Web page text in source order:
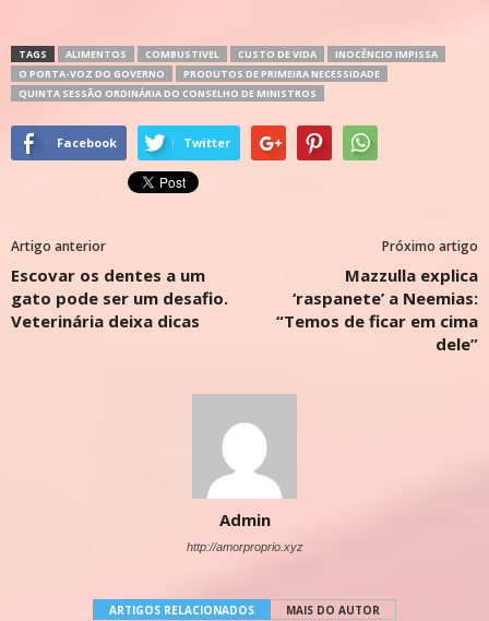
TAGS ALIMENTOS COMBUSTIVEL CUSTO DE VIDA
INOCÊNCIO IMPISSA
O PORTA-VOZ DO GOVERNO
PRODUTOS DE PRIMEIRA NECESSIDADE
QUINTA SESSÃO ORDINÁRIA DO CONSELHO DE MINISTROS
Facebook Twitter
Artigo anterior
Escovar os dentes a um
gato pode ser um desafio.
Veterinária deixa dicas
Próximo artigo
Mazzulla explica
‘raspanete’ a Neemias:
“Temos de ficar em cima
dele”
Admin
http://amorproprio.xyz
ARTIGOS RELACIONADOS MAIS DO AUTOR